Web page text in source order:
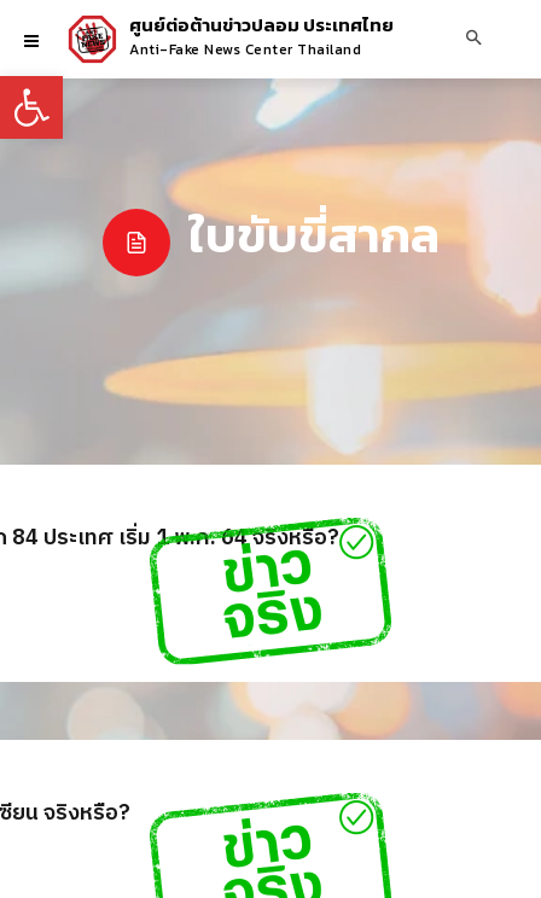
Open toolbar
ศูนย์ต่อต้านข่าวปลอม ประเทศไทย
Anti-Fake News Center Thailand
ใบขับขี่สากล
ประเทศ เริ่ม 1 พ.ค. 64 จริงหรือ?
ยน จริงหรือ?